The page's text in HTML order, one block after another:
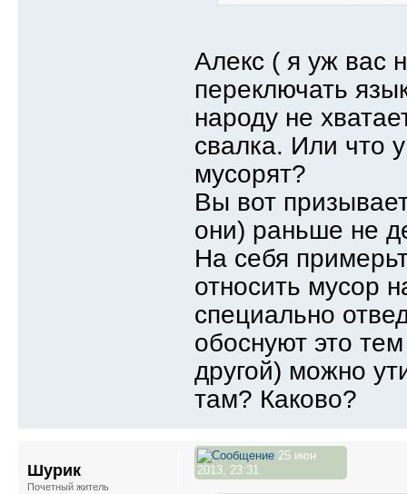
Алекс ( я уж вас
переключать
народу не
свалка. Или что
мусорят?
Вы вот
они) раньше не
На себя
относить мусор
специально
обоснуют это
другой) можно
там? Каково?
25 июн
2013, 23:31
Шурик
Почетный житель